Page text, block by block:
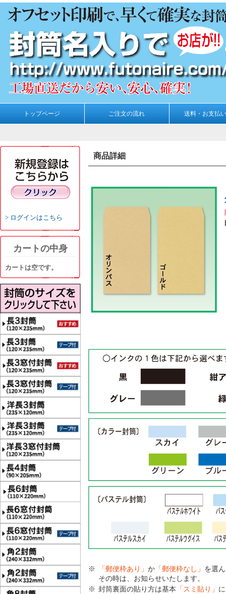
トップページ ご注文の流れ 送料・お支払
ログインはこちら
カートの中身
カートは空です。
商品詳細
「郵便枠あり」 か 「郵便枠なし」 を選
その時は、お知らせいたします。
封筒裏面の貼り方は基本 「スミ貼り」